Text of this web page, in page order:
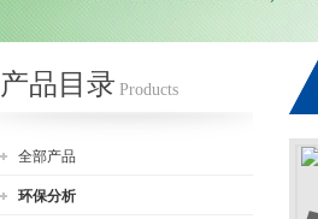
产品目录 Products
全部产品
环保分析